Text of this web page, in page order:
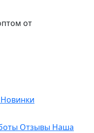
от
Новинки
Отзывы Наша